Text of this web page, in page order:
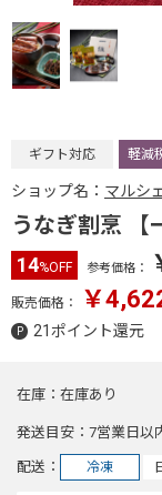
ギフト対応 軽減
ショップ名： マルシ
うなぎ割烹 【
14%OFF 参考価格：
販売価格： ￥
21ポイント還元
在庫 在庫あり
発送目安 7営業日以
配送 冷凍